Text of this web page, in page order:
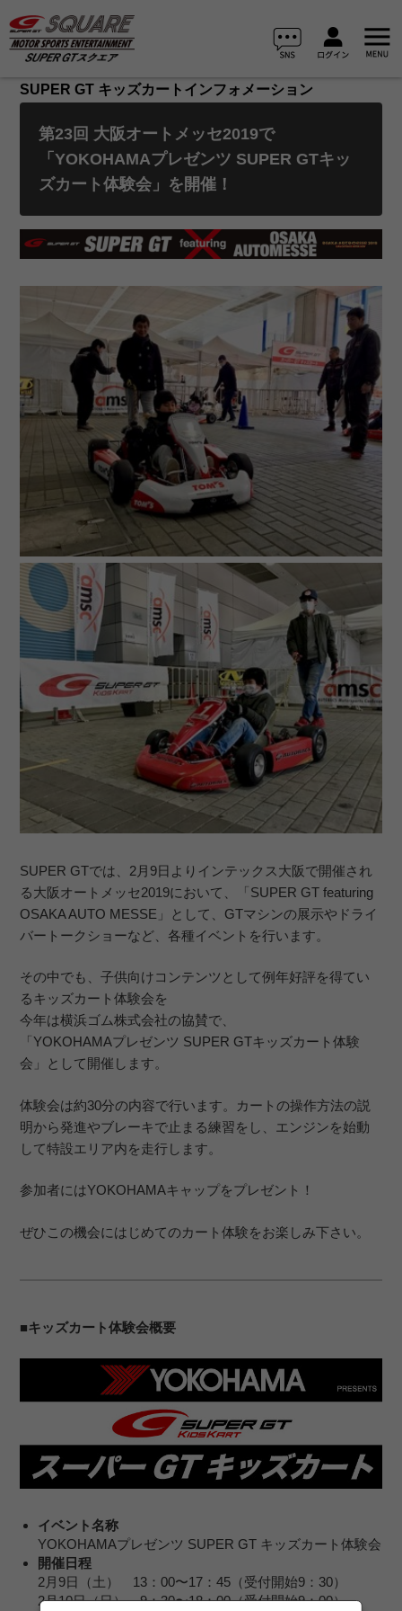
SUPER GT キッズカートインフォメーション
第23回 大阪オートメッセ2019で
「YOKOHAMAプレゼンツ SUPER GTキッ
ズカート体験会」を開催！
SUPER GTでは、2月9日よりインテックス大阪で開催され
る大阪オートメッセ2019において、「SUPER GT featuring
OSAKA AUTO MESSE」として、GTマシンの展示やドライ
バートークショーなど、各種イベントを行います。
その中でも、子供向けコンテンツとして例年好評を得てい
るキッズカート体験会を
今年は横浜ゴム株式会社の協賛で、
「YOKOHAMAプレゼンツ SUPER GTキッズカート体験
会」として開催します。
体験会は約30分の内容で行います。カートの操作方法の説
明から発進やブレーキで止まる練習をし、エンジンを始動
して特設エリア内を走行します。
参加者にはYOKOHAMAキャップをプレゼント！
ぜひこの機会にはじめてのカート体験をお楽しみ下さい。
■キッズカート体験会概要
イベント名称
YOKOHAMAプレゼンツ SUPER GT キッズカート体験会
開催日程
2月9日（土） 13：00〜17：45（受付開始9：30）
2月10日（日） 9：30〜18：00（受付開始9：00）